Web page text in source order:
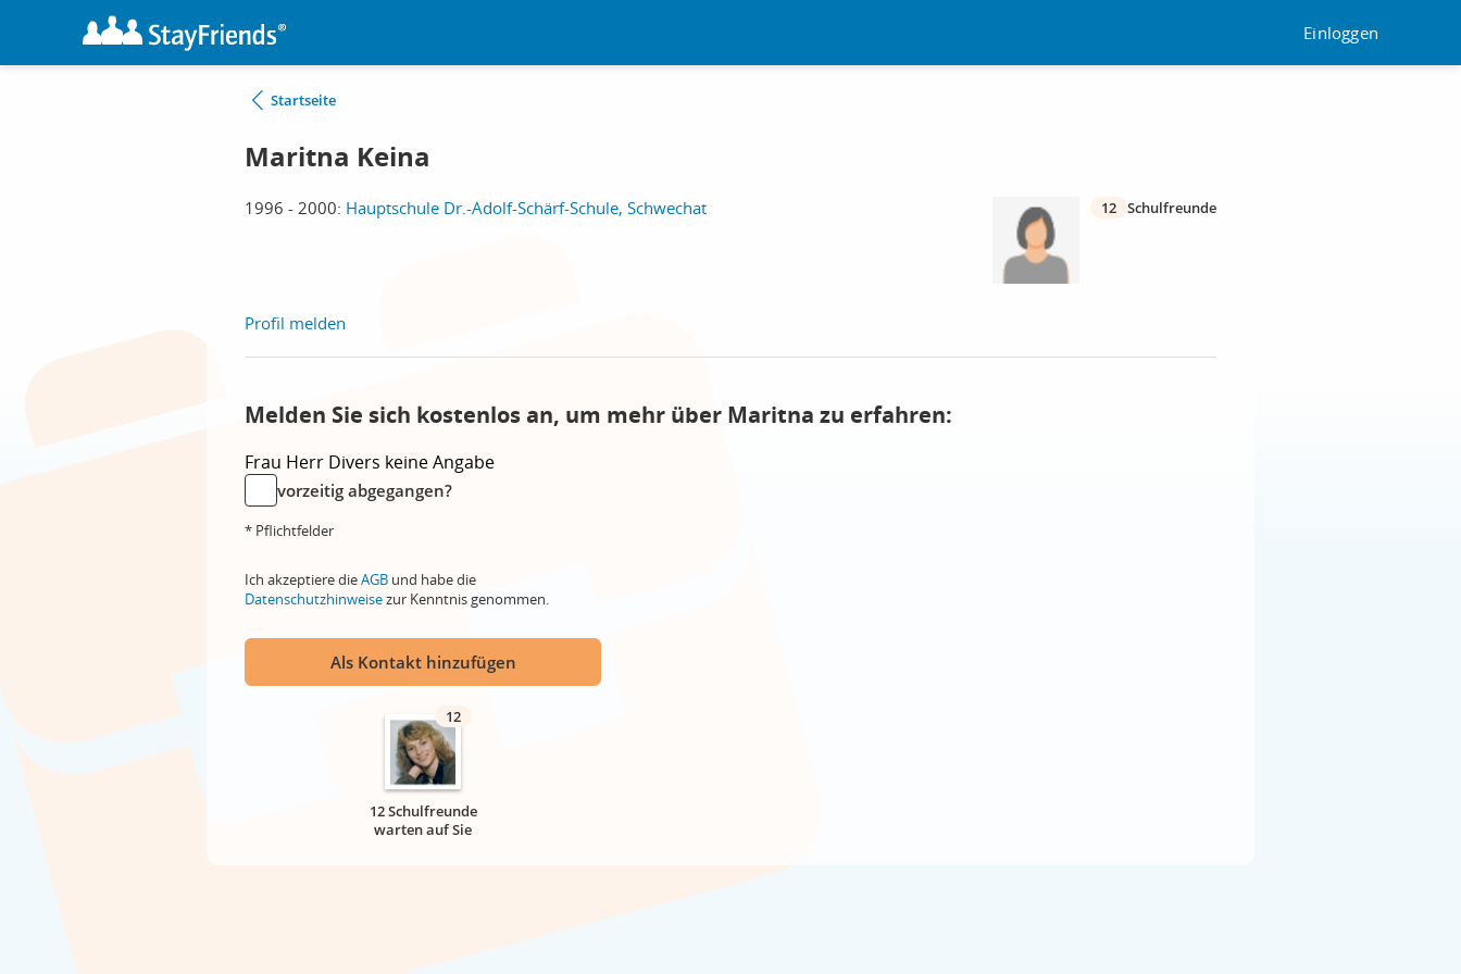
Einloggen
Startseite
Maritna Keina
1996 - 2000: Hauptschule Dr.-Adolf-Schärf-Schule, Schwechat 12 Schulfreunde
Profil melden
Melden Sie sich kostenlos an, um mehr über Maritna zu erfahren:
Frau Herr Divers keine Angabe
vorzeitig abgegangen?
* Pflichtfelder
Ich akzeptiere dieAGB und habe die
Datenschutzhinweisezur Kenntnis genommen.
Als Kontakt hinzufügen
12
12 Schulfreunde
warten auf Sie